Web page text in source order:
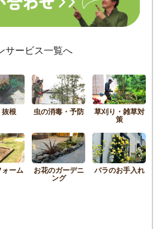
サービス一覧へ
根 虫の消毒・予防 草刈り・雑草対
策
ーム お花のガーデニ
ング
バラのお手入れ